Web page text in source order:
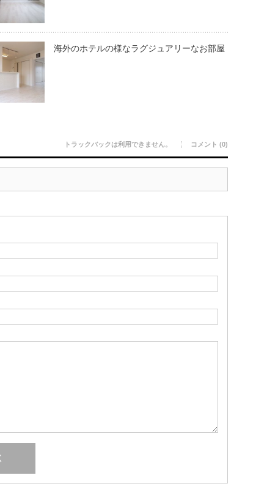
海外のホテルの様なラグジュアリーなお部屋
トラックバックは利用できません。 コメント (0)